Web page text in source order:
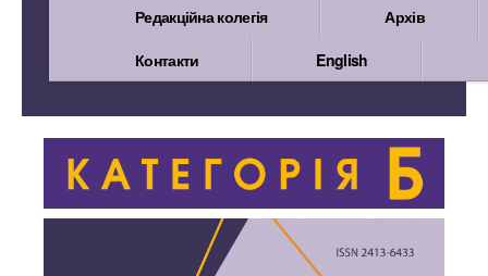
Редакційна колегія
Архів
Контакти
English